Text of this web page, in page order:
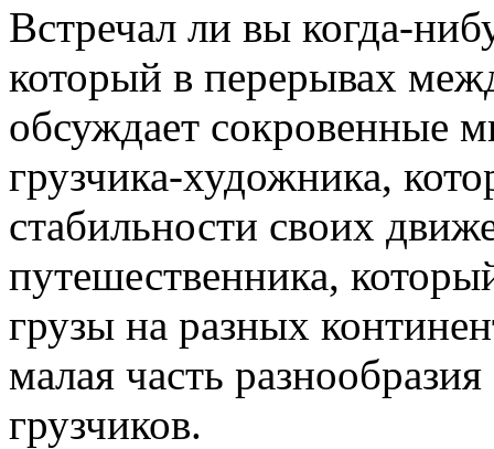
Встречал ли вы когда-
который в перерывах
обсуждает сокровенные
грузчика-художника,
стабильности своих
путешественника,
грузы на разных
малая часть
грузчиков.